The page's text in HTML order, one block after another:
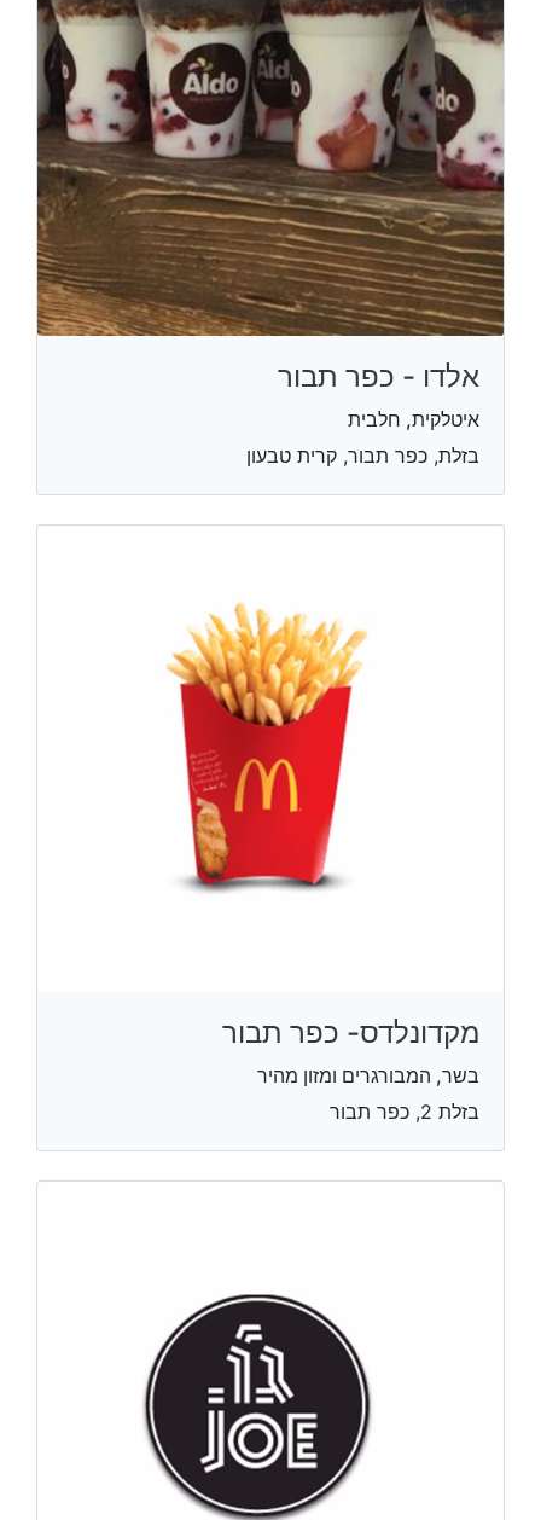
אלדו - כפר תבור
איטלקית, חלבית
בזלת, כפר תבור, קרית טבעון
מקדונלדס- כפר תבור
בשר, המבורגרים ומזון מהיר
בזלת 2, כפר תבור